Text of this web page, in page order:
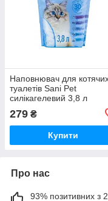
Наповнювач для
туалетів Sani Pet
силікагелевий 3,8 л
279 ₴
Купити
Про нас
93% позитивних з